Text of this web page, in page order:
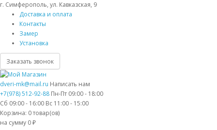
г. Симферополь, ул. Кавказская, 9
Доставка и оплата
Контакты
Замер
Установка
Заказать звонок
dveri-mk@mail.ru Написать нам
+7(978) 512-92-88 Пн-Пт 09:00 - 18:00
Сб 09:00 - 16:00 Вс 11:00 - 15:00
Корзина: 0товар(ов)
на сумму 0 ₽